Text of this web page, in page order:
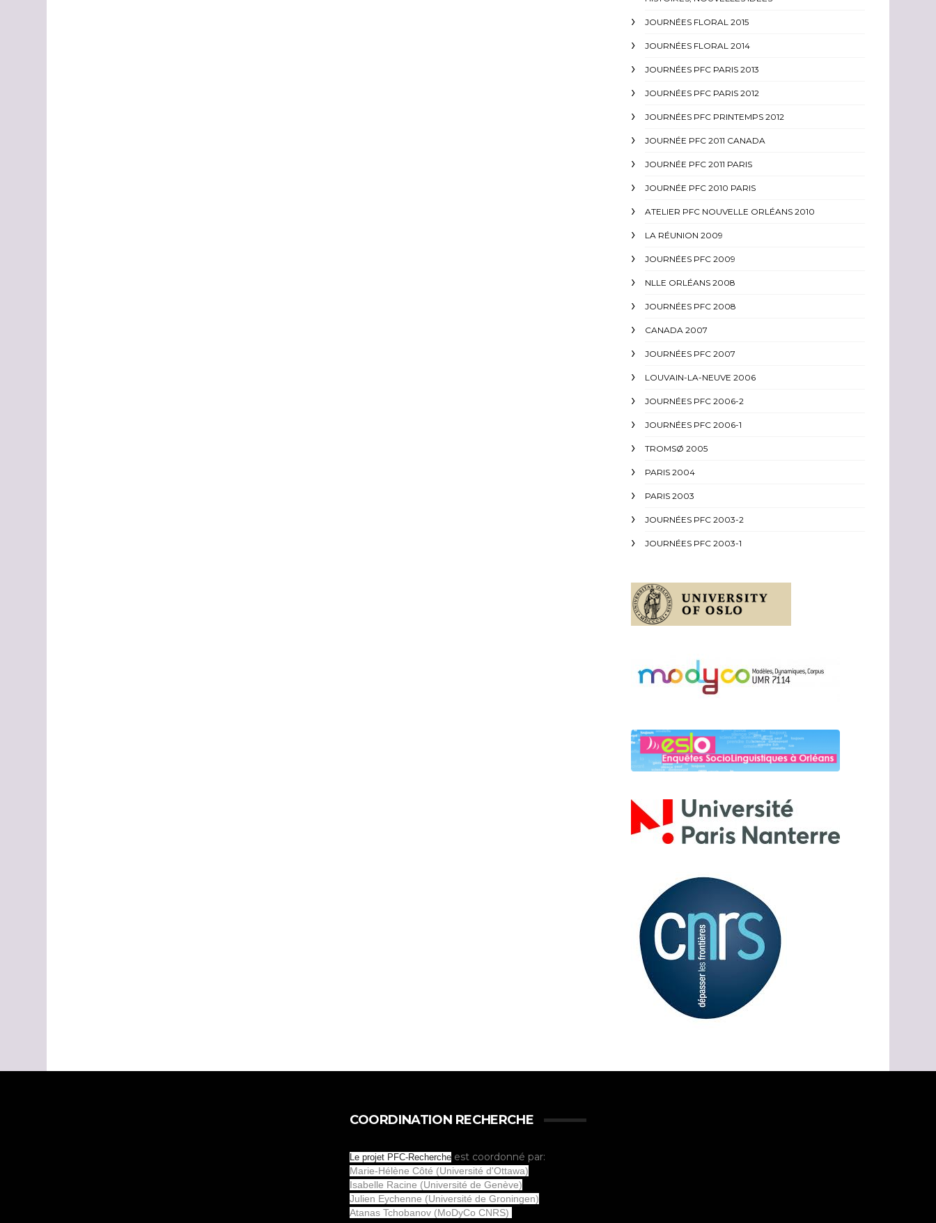
JOURNÉES FLORAL 2015
JOURNÉES FLORAL 2014
JOURNÉES PFC PARIS 2013
JOURNÉES PFC PARIS 2012
JOURNÉES PFC PRINTEMPS 2012
JOURNÉE PFC 2011 CANADA
JOURNÉE PFC 2011 PARIS
JOURNÉE PFC 2010 PARIS
ATELIER PFC NOUVELLE ORLÉANS 2010
LA RÉUNION 2009
JOURNÉES PFC 2009
NLLE ORLÉANS 2008
JOURNÉES PFC 2008
CANADA 2007
JOURNÉES PFC 2007
LOUVAIN-LA-NEUVE 2006
JOURNÉES PFC 2006-2
JOURNÉES PFC 2006-1
TROMSØ 2005
PARIS 2004
PARIS 2003
JOURNÉES PFC 2003-2
JOURNÉES PFC 2003-1
COORDINATION RECHERCHE
Le projet PFC-Recherche est coordonné par:
Marie-Hélène Côté (Université d'Ottawa)
Isabelle Racine (Université de Genève)
Julien Eychenne (Université de Groningen)
Atanas Tchobanov (MoDyCo CNRS)